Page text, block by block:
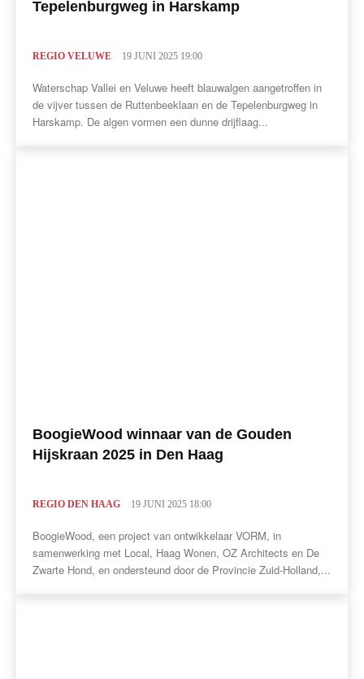
Tepelenburgweg in Harskamp
REGIO VELUWE 19 JUNI 2025 19:00
Waterschap Vallei en Veluwe heeft blauwalgen aangetroffen in
de vijver tussen de Ruttenbeeklaan en de Tepelenburgweg in
Harskamp. De algen vormen een dunne drijflaag...
BoogieWood winnaar van de Gouden
Hijskraan 2025 in Den Haag
REGIO DEN HAAG 19 JUNI 2025 18:00
BoogieWood, een project van ontwikkelaar VORM, in
samenwerking met Local, Haag Wonen, OZ Architects en De
Zwarte Hond, en ondersteund door de Provincie Zuid-Holland,...